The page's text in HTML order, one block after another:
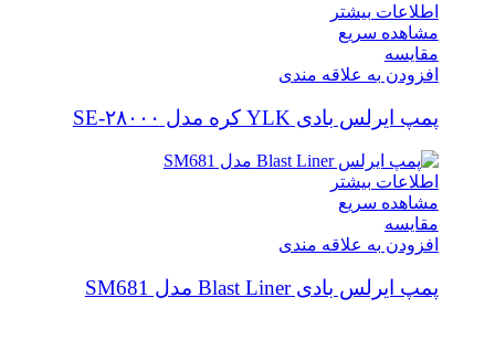
اطلاعات بیشتر
مشاهده سریع
مقایسه
افزودن به علاقه مندی
پمپ ایرلس بادی YLK کره مدل ۲۸۰۰۰-SE
اطلاعات بیشتر
مشاهده سریع
مقایسه
افزودن به علاقه مندی
پمپ ایرلس بادی Blast Liner مدل SM681